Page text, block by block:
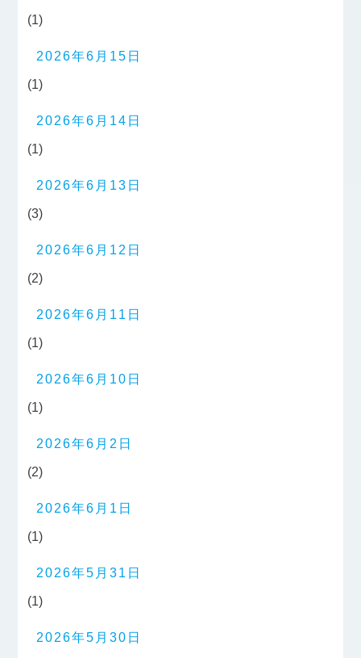
(1)
2026年6月15日
(1)
2026年6月14日
(1)
2026年6月13日
(3)
2026年6月12日
(2)
2026年6月11日
(1)
2026年6月10日
(1)
2026年6月2日
(2)
2026年6月1日
(1)
2026年5月31日
(1)
2026年5月30日